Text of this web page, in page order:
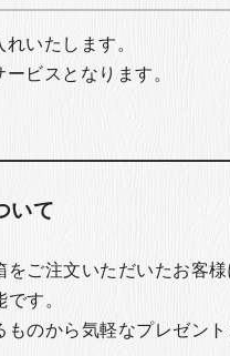
いたします。
ビスとなります。
いて
ご注文いただいたお客
す。
ものから気軽なプレゼン